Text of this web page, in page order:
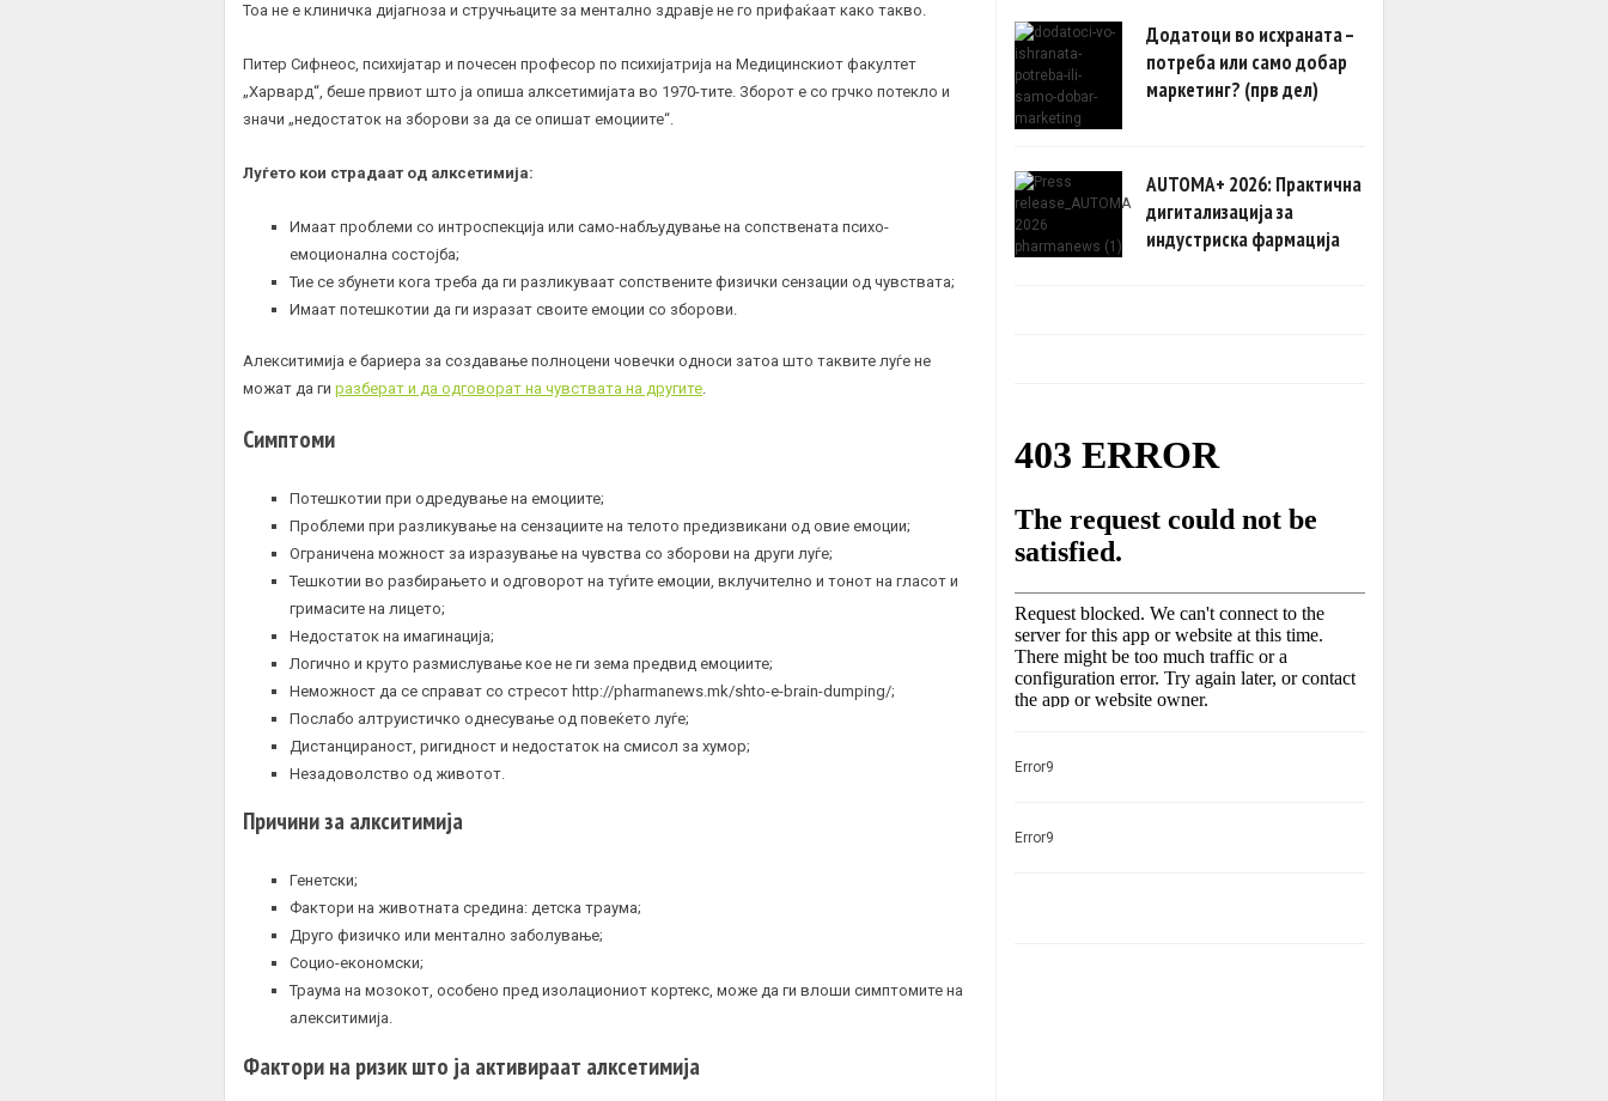
Тоа не е клиничка дијагноза и стручњаците за ментално здравје не го прифаќаат како такво.
Питер Сифнеос, психијатар и почесен професор по психијатрија на Медицинскиот факултет
„Харвард“, беше првиот што ја опиша алксетимијата во 1970-тите. Зборот е со грчко потекло и
значи „недостаток на зборови за да се опишат емоциите“.
Луѓето кои страдаат од алксетимија:
Имаат проблеми со интроспекција или само-набљудување на сопствената психо-
емоционална состојба;
Тие се збунети кога треба да ги разликуваат сопствените физички сензации од чувствата;
Имаат потешкотии да ги изразат своите емоции со зборови.
Алекситимија е бариера за создавање полноцени човечки односи затоа што таквите луѓе не
можат да ги разберат и да одговорат на чувствата на другите
Симптоми
Потешкотии при одредување на емоциите;
Проблеми при разликување на сензациите на телото предизвикани од овие емоции;
Ограничена можност за изразување на чувства со зборови на други луѓе;
Тешкотии во разбирањето и одговорот на туѓите емоции, вклучително и тонот на гласот и
гримасите на лицето;
Недостаток на имагинација;
Логично и круто размислување кое не ги зема предвид емоциите;
Неможност да се справат со стресот http://pharmanews.mk/shto-e-brain-dumping/;
Послабо алтруистичко однесување од повеќето луѓе;
Дистанцираност, ригидност и недостаток на смисол за хумор;
Незадоволство од животот.
Причини за алкситимија
Генетски;
Фактори на животната средина: детска траума;
Друго физичко или ментално заболување;
Социо-економски;
Траума на мозокот, особено пред изолациониот кортекс, може да ги влоши симптомите на
алекситимија.
Фактори на ризик што ја активираат алксетимија
Додатоци во исхраната –
потреба или само добар
маркетинг? (прв дел)
AUTOMA+ 2026: Практична
дигитализација за
индустриска фармација
Error9
Error9